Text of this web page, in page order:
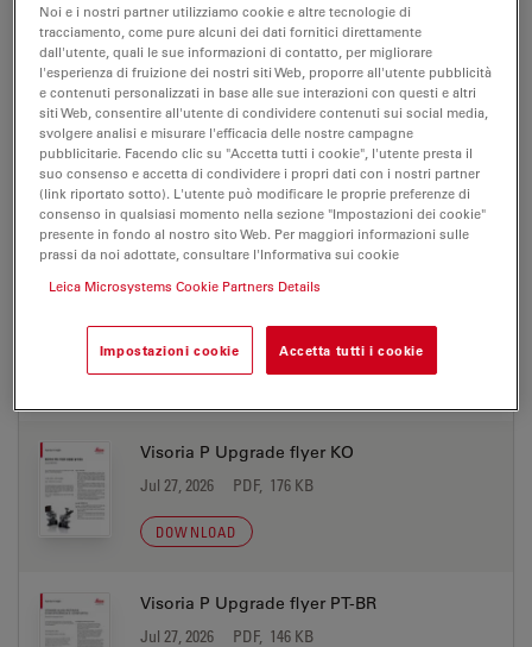
Jul 27, 2026 PDF, 631 KB
DOWNLOAD
Visoria P Upgrade flyer IT
Jul 27, 2026 PDF, 145 KB
DOWNLOAD
Jul 27, 2026 PDF, 236 KB
DOWNLOAD
Visoria P Upgrade flyer KO
Jul 27, 2026 PDF, 176 KB
DOWNLOAD
Visoria P Upgrade flyer PT-BR
Jul 27, 2026 PDF, 146 KB
Noi e i nostri partner utilizziamo cookie e altre tecnologie di
tracciamento, come pure alcuni dei dati fornitici direttamente
dall'utente, quali le sue informazioni di contatto, per migliorare
l'esperienza di fruizione dei nostri siti Web, proporre all'utente pubblicità
e contenuti personalizzati in base alle sue interazioni con questi e altri
siti Web, consentire all'utente di condividere contenuti sui social media,
svolgere analisi e misurare l'efficacia delle nostre campagne
pubblicitarie. Facendo clic su "Accetta tutti i cookie", l'utente presta il
suo consenso e accetta di condividere i propri dati con i nostri partner
(link riportato sotto). L'utente può modificare le proprie preferenze di
consenso in qualsiasi momento nella sezione "Impostazioni dei cookie"
presente in fondo al nostro sito Web. Per maggiori informazioni sulle
prassi da noi adottate, consultare l'Informativa sui cookie
Leica Microsystems Cookie Partners Details
Impostazioni cookie Accetta tutti i cookie